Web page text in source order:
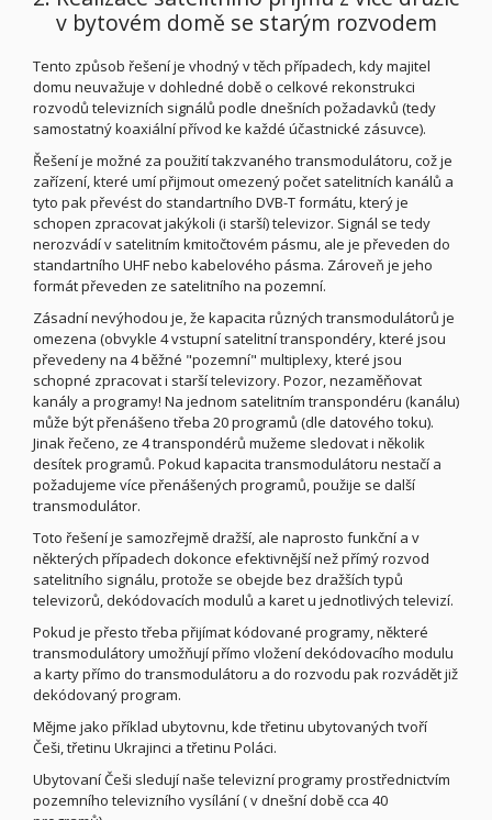
v bytovém domě se starým rozvodem
Tento způsob řešení je vhodný v těch případech, kdy majitel
domu neuvažuje v dohledné době o celkové rekonstrukci
rozvodů televizních signálů podle dnešních požadavků (tedy
samostatný koaxiální přívod ke každé účastnické zásuvce).
Řešení je možné za použití takzvaného transmodulátoru, což je
zařízení, které umí přijmout omezený počet satelitních kanálů a
tyto pak převést do standartního DVB-T formátu, který je
schopen zpracovat jakýkoli (i starší) televizor. Signál se tedy
nerozvádí v satelitním kmitočtovém pásmu, ale je převeden do
standartního UHF nebo kabelového pásma. Zároveň je jeho
formát převeden ze satelitního na pozemní.
Zásadní nevýhodou je, že kapacita různých transmodulátorů je
omezena (obvykle 4 vstupní satelitní transpondéry, které jsou
převedeny na 4 běžné "pozemní" multiplexy, které jsou
schopné zpracovat i starší televizory. Pozor, nezaměňovat
kanály a programy! Na jednom satelitním transpondéru (kanálu)
může být přenášeno třeba 20 programů (dle datového toku).
Jinak řečeno, ze 4 transpondérů mužeme sledovat i několik
desítek programů. Pokud kapacita transmodulátoru nestačí a
požadujeme více přenášených programů, použije se další
transmodulátor.
Toto řešení je samozřejmě dražší, ale naprosto funkční a v
některých případech dokonce efektivnější než přímý rozvod
satelitního signálu, protože se obejde bez dražších typů
televizorů, dekódovacích modulů a karet u jednotlivých televizí.
Pokud je přesto třeba přijímat kódované programy, některé
transmodulátory umožňují přímo vložení dekódovacího modulu
a karty přímo do transmodulátoru a do rozvodu pak rozvádět již
dekódovaný program.
Mějme jako příklad ubytovnu, kde třetinu ubytovaných tvoří
Češi, třetinu Ukrajinci a třetinu Poláci.
Ubytovaní Češi sledují naše televizní programy prostřednictvím
pozemního televizního vysílání ( v dnešní době cca 40